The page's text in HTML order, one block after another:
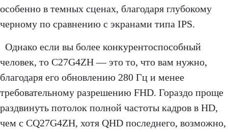
особенно в темных сценах, благодаря глубокому
черному по сравнению с экранами типа IPS.
Однако если вы более конкурентоспособный
человек, то C27G4ZH — это то, что вам нужно,
благодаря его обновлению 280 Гц и менее
требовательному разрешению FHD. Гораздо проще
раздвинуть потолок полной частоты кадров в HD,
чем с CQ27G4ZH, хотя QHD последнего, возможно,